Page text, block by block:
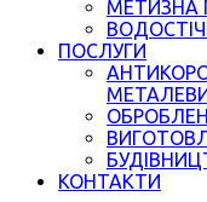
МЕТИЗНА
ПОСЛУГИ
КОНТАКТИ